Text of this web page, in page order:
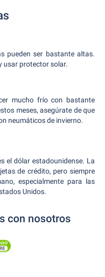
pueden ser bastante altas.
usar protector solar.
mucho frío con bastante
meses, asegúrate de que
neumáticos de invierno.
el dólar estadounidense. La
de crédito, pero siempre
especialmente para las
Unidos.
con nosotros